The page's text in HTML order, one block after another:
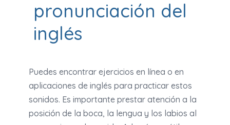
pronunciación del
inglés
Puedes encontrar ejercicios en línea o en
aplicaciones de inglés para practicar estos
sonidos. Es importante prestar atención a la
posición de la boca, la lengua y los labios al